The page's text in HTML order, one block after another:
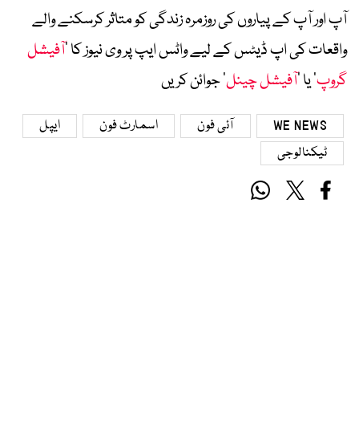
آپ اور آپ کے پیاروں کی روزمرہ زندگی کو متاثر کرسکنے والے
واقعات کی اپ ڈیٹس کے لیے واٹس ایپ پر وی نیوز کا ’آفیشل
گروپ‘ یا ’آفیشل چینل‘ جوائن کریں
WE NEWS آئی فون اسمارٹ فون
ایپل
ٹیکنالوجی